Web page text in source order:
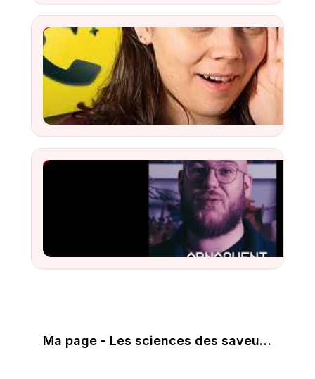
Mes appels pro enregistrés dans un CRM Notion
Watch
Ils arnaquent des monteurs freelance en
Ma page - Les sciences des saveurs 🍴